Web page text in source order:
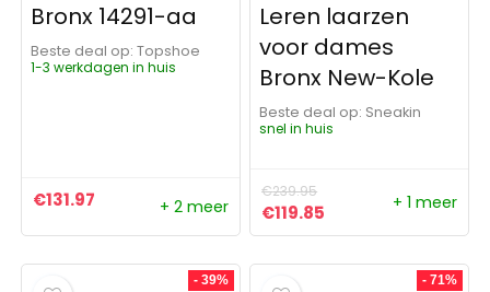
Bronx 14291-aa
Beste deal op:
Topshoe
1-3 werkdagen in huis
€131.97 + 2 meer
Leren laarzen
voor dames
Bronx New-Kole
Beste deal op:
Sneakin
snel in huis
€239.95
Oorspronkelijke prijs was:
€119.85 Huidige prijs is:
+ 1 meer
- 39% - 71%